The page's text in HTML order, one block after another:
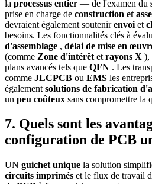
la processus entier — de l'examen du
prise en charge de construction et
devraient également soutenirenvoi et
besoins. Les fonctionnalités clés à
d'assemblage , délai de mise en
(comme Zone d'intérêt et rayons X ),
plans avancés tels que QFN . Les
comme JLCPCB ou EMS les
également solutions de fabrication
un peu coûteux sans compromettre la
7. Quels sont les
configuration de PCB
UN guichet unique la solution
circuits imprimés et le flux de travail